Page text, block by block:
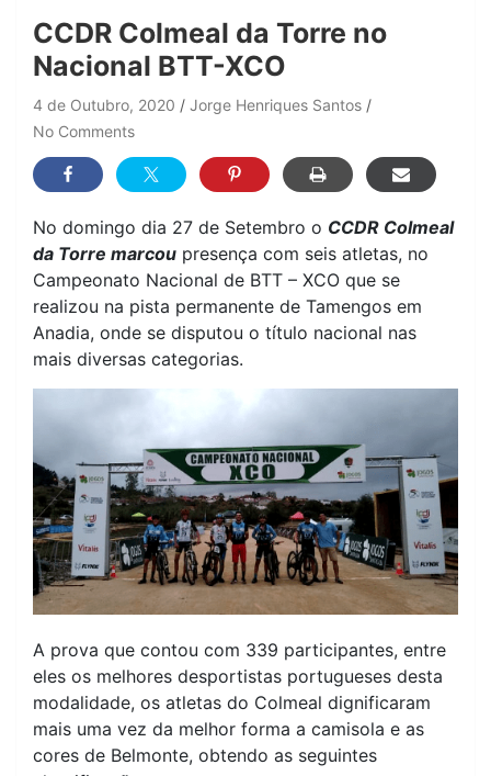
CCDR Colmeal da Torre no
Nacional BTT-XCO
4 de Outubro, 2020
Jorge Henriques Santos
No Comments
No domingo dia 27 de Setembro o CCDR Colmeal
da Torre marcou presença com seis atletas, no
Campeonato Nacional de BTT – XCO que se
realizou na pista permanente de Tamengos em
Anadia, onde se disputou o título nacional nas
mais diversas categorias.
A prova que contou com 339 participantes, entre
eles os melhores desportistas portugueses desta
modalidade, os atletas do Colmeal dignificaram
mais uma vez da melhor forma a camisola e as
cores de Belmonte, obtendo as seguintes